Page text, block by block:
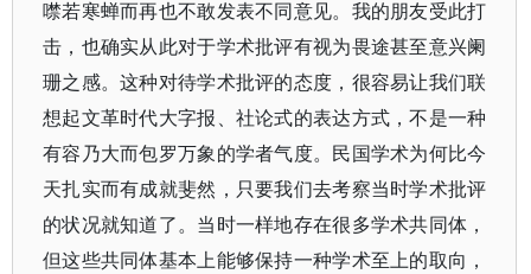
噤若寒蝉而再也不敢发表不同意见。我的朋友受此打
击，也确实从此对于学术批评有视为畏途甚至意兴阑
珊之感。这种对待学术批评的态度，很容易让我们联
想起文革时代大字报、社论式的表达方式，不是一种
有容乃大而包罗万象的学者气度。民国学术为何比今
天扎实而有成就斐然，只要我们去考察当时学术批评
的状况就知道了。当时一样地存在很多学术共同体，
但这些共同体基本上能够保持一种学术至上的取向，